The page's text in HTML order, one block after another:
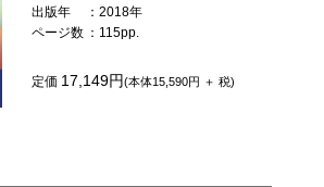
出版年
：2018年
ページ数 ：115pp.
定価 17,149円(本体15,590円 ＋ 税)